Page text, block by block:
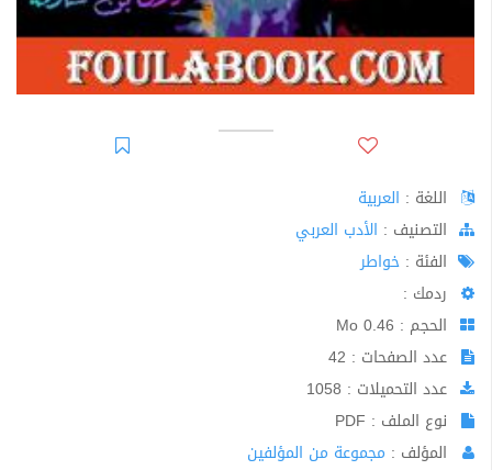
اللغة : العربية
اﻟﺘﺼﻨﻴﻒ : الأدب العربي
الفئة : خواطر
ردمك :
الحجم : 0.46 Mo
عدد الصفحات : 42
عدد التحميلات : 1058
نوع الملف : PDF
المؤلف : مجموعة من المؤلفين